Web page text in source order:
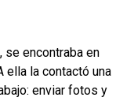
se encontraba en
ella la contactó una
enviar fotos y